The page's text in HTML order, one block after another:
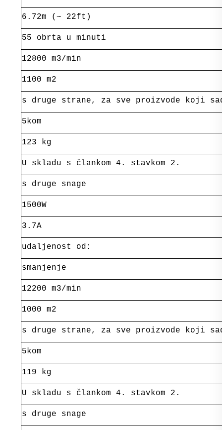
6.72m (~ 22ft)
55 obrta u minuti
12800 m3/min
1100 m2
s druge strane, za sve proizvode koji
5kom
123 kg
U skladu s člankom 4. stavkom 2.
s druge snage
1500W
3.7A
udaljenost od:
smanjenje
12200 m3/min
1000 m2
s druge strane, za sve proizvode koji
5kom
119 kg
U skladu s člankom 4. stavkom 2.
s druge snage